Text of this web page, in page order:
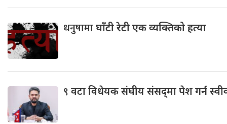
धनुषामाघाँटी रेटी एक व्यक्तिको हत्या
९ वटा विधेयक संघीय संसद्‌मा पेश गर्न